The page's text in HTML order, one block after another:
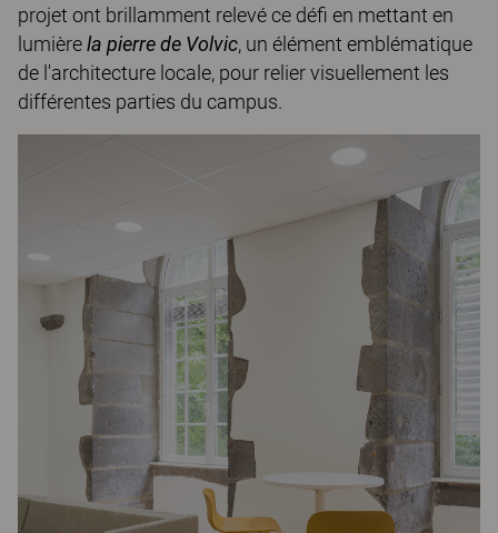
projet ont brillamment relevé ce défi en mettant en
lumièrela pierre de Volvic, un élément emblématique
de l'architecture locale, pour relier visuellement les
différentes parties du campus.